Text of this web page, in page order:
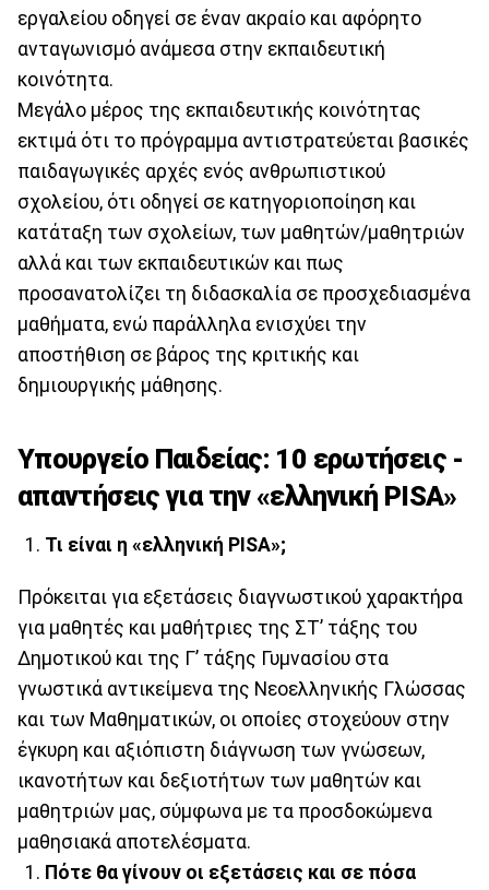
εργαλείου οδηγεί σε έναν ακραίο και αφόρητο
ανταγωνισμό ανάμεσα στην εκπαιδευτική
κοινότητα.
Μεγάλο μέρος της εκπαιδευτικής κοινότητας
εκτιμά ότι το πρόγραμμα αντιστρατεύεται βασικές
παιδαγωγικές αρχές ενός ανθρωπιστικού
σχολείου, ότι οδηγεί σε κατηγοριοποίηση και
κατάταξη των σχολείων, των μαθητών/μαθητριών
αλλά και των εκπαιδευτικών και πως
προσανατολίζει τη διδασκαλία σε προσχεδιασμένα
μαθήματα, ενώ παράλληλα ενισχύει την
αποστήθιση σε βάρος της κριτικής και
δημιουργικής μάθησης.
Υπουργείο Παιδείας: 10 ερωτήσεις -
απαντήσεις για την «ελληνική PISA»
Τι είναι η «ελληνική PISA»;
Πρόκειται για εξετάσεις διαγνωστικού χαρακτήρα
για μαθητές και μαθήτριες της ΣΤ’ τάξης του
Δημοτικού και της Γ’ τάξης Γυμνασίου στα
γνωστικά αντικείμενα της Νεοελληνικής Γλώσσας
και των Μαθηματικών, οι οποίες στοχεύουν στην
έγκυρη και αξιόπιστη διάγνωση των γνώσεων,
ικανοτήτων και δεξιοτήτων των μαθητών και
μαθητριών μας, σύμφωνα με τα προσδοκώμενα
μαθησιακά αποτελέσματα.
Πότε θα γίνουν οι εξετάσεις και σε πόσα